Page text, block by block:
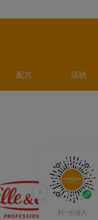
配方 活动
扫一扫进入
爱